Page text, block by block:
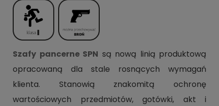
Szafy pancerne SPN są nową linią produktową
opracowaną dla stale rosnących wymagań
klienta. Stanowią znakomitą ochronę
wartościowych przedmiotów, gotówki, akt i